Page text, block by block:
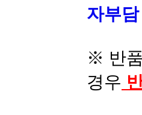
자부
※ 반
경우